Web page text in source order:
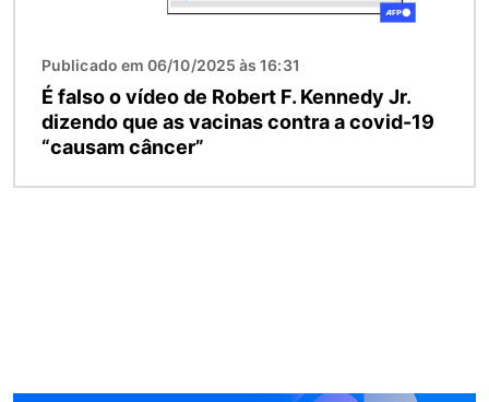
Publicado em 06/10/2025 às 16:31
É falso o vídeo de Robert F. Kennedy Jr.
dizendo que as vacinas contra a covid-19
“causam câncer”